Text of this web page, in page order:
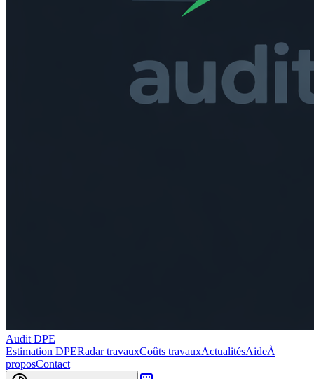
Audit DPE
Estimation DPERadar travauxCoûts travauxActualitésAideÀ
proposContact